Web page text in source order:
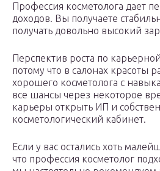
Профессия косметолога дает
доходов. Вы получаете
получать довольно высокий
Перспектив роста по
потому что в салонах красоты
хорошего косметолога с
все шансы через некоторое
карьеры открыть ИП и
косметологический кабинет.
Если у вас остались хоть
что профессия косметолог